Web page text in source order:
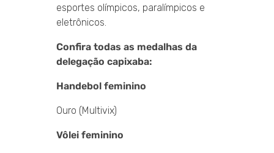
esportes olímpicos, paralímpicos e
eletrônicos.
Confira todas as medalhas da
delegação capixaba:
Handebol feminino
Ouro (Multivix)
Vôlei feminino